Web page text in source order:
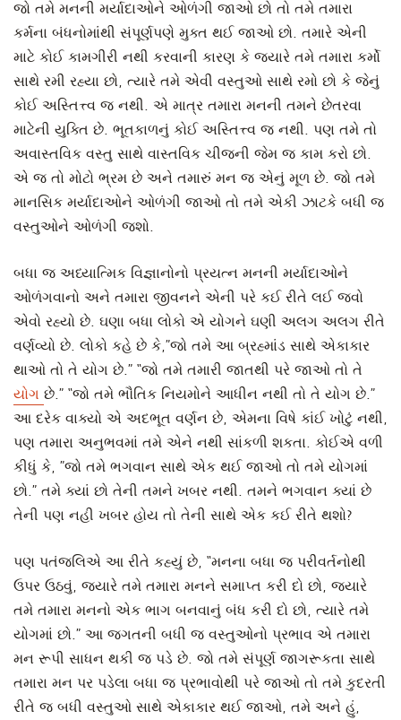
જો તમે મનની મર્યાદાઓને ઓળંગી જાઓ છો તો તમે તમારા
કર્મના બંધનોમાંથી સંપૂર્ણપણે મુક્ત થઈ જાઓ છો. તમારે એની
માટે કોઈ કામગીરી નથી કરવાની કારણ કે જ્યારે તમે તમારા કર્મો
સાથે રમી રહ્યા છો, ત્યારે તમે એવી વસ્તુઓ સાથે રમો છો કે જેનું
કોઈ અસ્તિત્ત્વ જ નથી. એ માત્ર તમારા મનની તમને છેતરવા
માટેની યુક્તિ છે. ભૂતકાળનું કોઈ અસ્તિત્ત્વ જ નથી. પણ તમે તો
અવાસ્તવિક વસ્તુ સાથે વાસ્તવિક ચીજની જેમ જ કામ કરો છો.
એ જ તો મોટો ભ્રમ છે અને તમારું મન જ એનું મૂળ છે. જો તમે
માનસિક મર્યાદાઓને ઓળંગી જાઓ તો તમે એકી ઝાટકે બધી જ
વસ્તુઓને ઓળંગી જશો.
બધા જ અધ્યાત્મિક વિજ્ઞાનોનો પ્રયત્ન મનની મર્યાદાઓને
ઓળંગવાનો અને તમારા જીવનને એની પરે કઈ રીતે લઈ જવો
એવો રહ્યો છે. ઘણા બધા લોકો એ યોગને ઘણી અલગ અલગ રીતે
વર્ણવ્યો છે. લોકો કહે છે કે,”જો તમે આ બ્રહ્માંડ સાથે એકાકાર
થાઓ તો તે યોગ છે.” “જો તમે તમારી જાતથી પરે જાઓ તો તે
યોગ છે.” “જો તમે ભૌતિક નિયમોને આધીન નથી તો તે યોગ છે.”
આ દરેક વાક્યો એ અદભૂત વર્ણન છે, એમના વિષે કાંઈ ખોટું નથી,
પણ તમારા અનુભવમાં તમે એને નથી સાંકળી શકતા. કોઈએ વળી
કીધું કે, ”જો તમે ભગવાન સાથે એક થઈ જાઓ તો તમે યોગમાં
છો.” તમે ક્યાં છો તેની તમને ખબર નથી. તમને ભગવાન ક્યાં છે
તેની પણ નહી ખબર હોય તો તેની સાથે એક કઈ રીતે થશો?
પણ પતંજલિએ આ રીતે કહ્યું છે, “મનના બધા જ પરીવર્તનોથી
ઉપર ઉઠવું, જ્યારે તમે તમારા મનને સમાપ્ત કરી દો છો, જ્યારે
તમે તમારા મનનો એક ભાગ બનવાનું બંધ કરી દો છો, ત્યારે તમે
યોગમાં છો.” આ જગતની બધી જ વસ્તુઓનો પ્રભાવ એ તમારા
મન રૂપી સાધન થકી જ પડે છે. જો તમે સંપૂર્ણ જાગરૂકતા સાથે
તમારા મન પર પડેલા બધા જ પ્રભાવોથી પરે જાઓ તો તમે કુદરતી
રીતે જ બધી વસ્તુઓ સાથે એકાકાર થઈ જાઓ, તમે અને હું,